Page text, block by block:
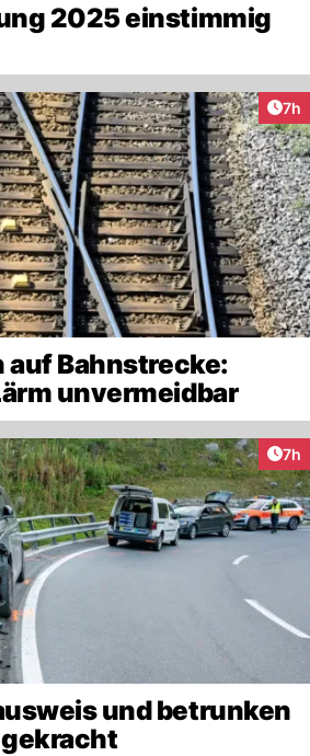
2025 einstimmig
7h
auf Bahnstrecke:
unvermeidbar
7h
und betrunken